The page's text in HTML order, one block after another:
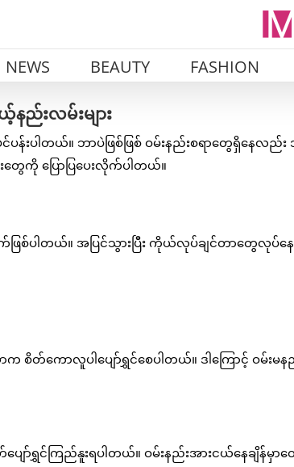
NEWS BEAUTY FASHION
နည်းလမ်းများ
န်းပါတယ်။ ဘာပဲဖြစ်ဖြစ် ဝမ်းနည်းစရာတွေရှိနေလည်း အာ
ေကို ပြောပြပေးလိုက်ပါတယ်။
ဖြစ်ပါတယ်။ အပြင်သွားပြီး ကိုယ်လုပ်ချင်တာတွေလုပ်န
စိတ်ကောလူပါပျော်ရွှင်စေပါတယ်။ ဒါကြောင့် ဝမ်း
တ်ပျော်ရွှင်ကြည်နူးရပါတယ်။ ဝမ်းနည်းအားငယ်နေခ